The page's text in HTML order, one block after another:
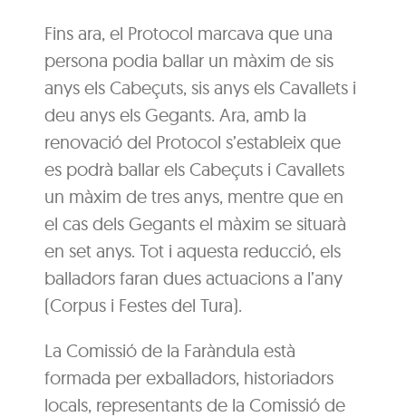
Fins ara, el Protocol marcava que una
persona podia ballar un màxim de sis
anys els Cabeçuts, sis anys els Cavallets i
deu anys els Gegants. Ara, amb la
renovació del Protocol s’estableix que
es podrà ballar els Cabeçuts i Cavallets
un màxim de tres anys, mentre que en
el cas dels Gegants el màxim se situarà
en set anys. Tot i aquesta reducció, els
balladors faran dues actuacions a l’any
(Corpus i Festes del Tura).
La Comissió de la Faràndula està
formada per exballadors, historiadors
locals, representants de la Comissió de